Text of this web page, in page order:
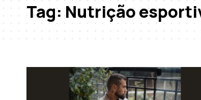
Tag:Nutrição